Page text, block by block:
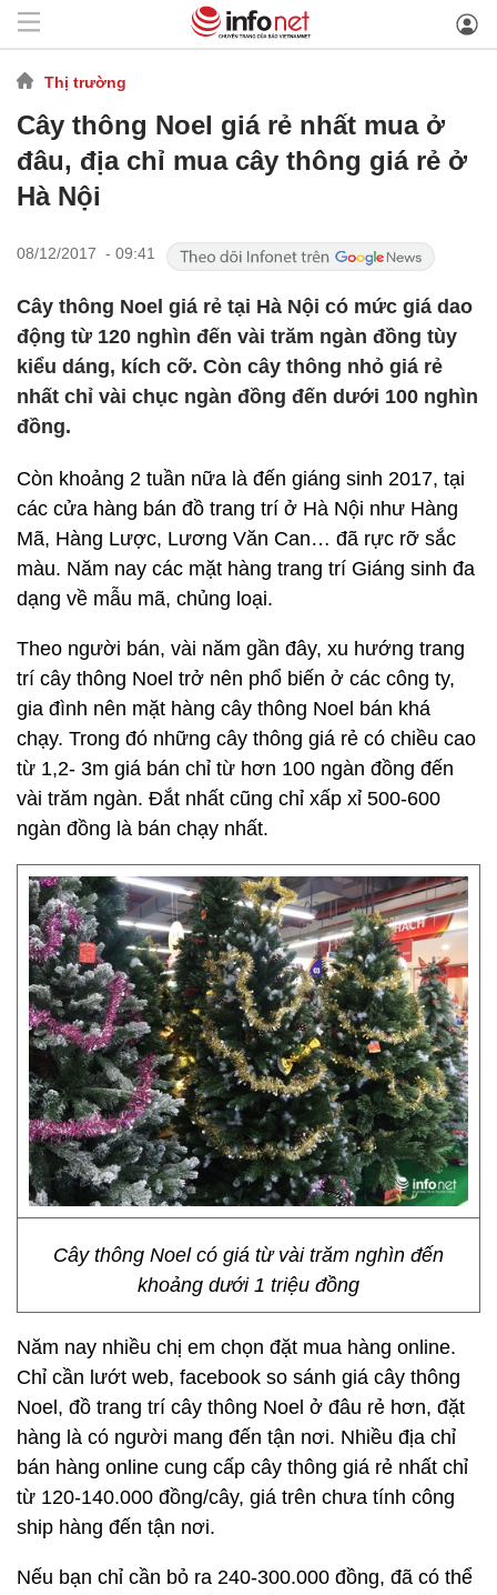
Thị trường
Cây thông Noel giá rẻ nhất mua ở
đâu, địa chỉ mua cây thông giá rẻ ở
Hà Nội
08/12/2017 - 09:41
Cây thông Noel giá rẻ tại Hà Nội có mức giá dao
động từ 120 nghìn đến vài trăm ngàn đồng tùy
kiểu dáng, kích cỡ. Còn cây thông nhỏ giá rẻ
nhất chỉ vài chục ngàn đồng đến dưới 100 nghìn
đồng.
Còn khoảng 2 tuần nữa là đến giáng sinh 2017, tại
các cửa hàng bán đồ trang trí ở Hà Nội như Hàng
Mã, Hàng Lược, Lương Văn Can… đã rực rỡ sắc
màu. Năm nay các mặt hàng trang trí Giáng sinh đa
dạng về mẫu mã, chủng loại.
Theo người bán, vài năm gần đây, xu hướng trang
trí cây thông Noel trở nên phổ biến ở các công ty,
gia đình nên mặt hàng cây thông Noel bán khá
chạy. Trong đó những cây thông giá rẻ có chiều cao
từ 1,2- 3m giá bán chỉ từ hơn 100 ngàn đồng đến
vài trăm ngàn. Đắt nhất cũng chỉ xấp xỉ 500-600
ngàn đồng là bán chạy nhất.
Cây thông Noel có giá từ vài trăm nghìn đến
khoảng dưới 1 triệu đồng
Năm nay nhiều chị em chọn đặt mua hàng online.
Chỉ cần lướt web, facebook so sánh giá cây thông
Noel, đồ trang trí cây thông Noel ở đâu rẻ hơn, đặt
hàng là có người mang đến tận nơi. Nhiều địa chỉ
bán hàng online cung cấp cây thông giá rẻ nhất chỉ
từ 120-140.000 đồng/cây, giá trên chưa tính công
ship hàng đến tận nơi.
Nếu bạn chỉ cần bỏ ra 240-300.000 đồng, đã có thể